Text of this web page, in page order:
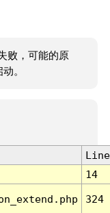
败，可能的原
。
Line
14
324